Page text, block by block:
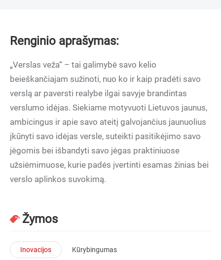
Renginio aprašymas:
„Verslas veža“ – tai galimybė savo kelio
beieškančiajam sužinoti, nuo ko ir kaip pradėti savo
verslą ar paversti realybe ilgai savyje brandintas
verslumo idėjas. Siekiame motyvuoti Lietuvos jaunus,
ambicingus ir apie savo ateitį galvojančius jaunuolius
įkūnyti savo idėjas versle, suteikti pasitikėjimo savo
jėgomis bei išbandyti savo jėgas praktiniuose
užsiėmimuose, kurie padės įvertinti esamas žinias bei
verslo aplinkos suvokimą.
Žymos
Inovacijos Kūrybingumas